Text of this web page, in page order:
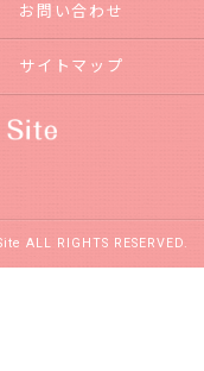
お問い合わせ
サイトマップ
ALL RIGHTS RESERVED.